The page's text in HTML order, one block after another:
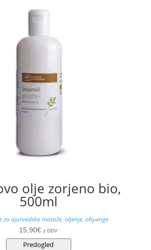
olje zorjeno bio,
500ml
za ajurvedske masaže, oljenje, abyange
15,90€ z DDV
Predogled